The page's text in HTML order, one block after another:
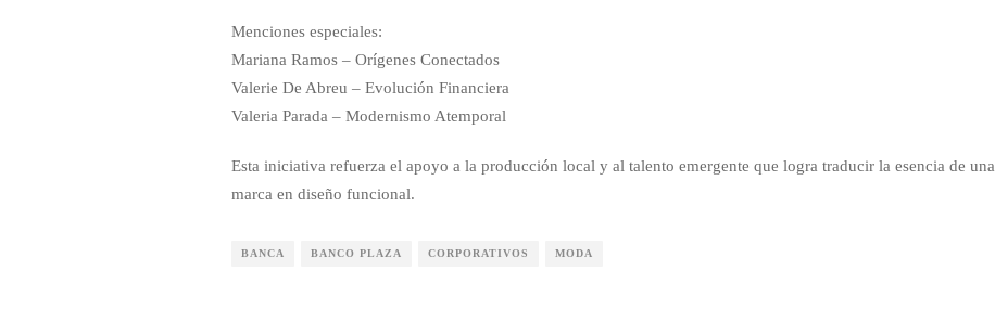
Menciones especiales:
Mariana Ramos – Orígenes Conectados
Valerie De Abreu – Evolución Financiera
Valeria Parada – Modernismo Atemporal
Esta iniciativa refuerza el apoyo a la producción local y al talento emergente que logra traducir la esencia de una
marca en diseño funcional.
BANCA BANCO PLAZA CORPORATIVOS MODA